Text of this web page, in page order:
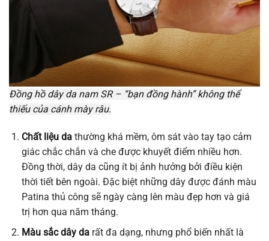
Đồng hồ dây da nam SR – “bạn đồng hành” không thể
thiếu của cánh mày râu.
Chất liệu da thường khá mềm, ôm sát vào tay tạo cảm
giác chắc chắn và che được khuyết điểm nhiều hơn.
Đồng thời, dây da cũng ít bị ảnh hưởng bởi điều kiện
thời tiết bên ngoài. Đặc biệt những dây được đánh màu
Patina thủ công sẽ ngày càng lên màu đẹp hơn và giá
trị hơn qua năm tháng.
Màu sắc dây darất đa dạng, nhưng phổ biến nhất là